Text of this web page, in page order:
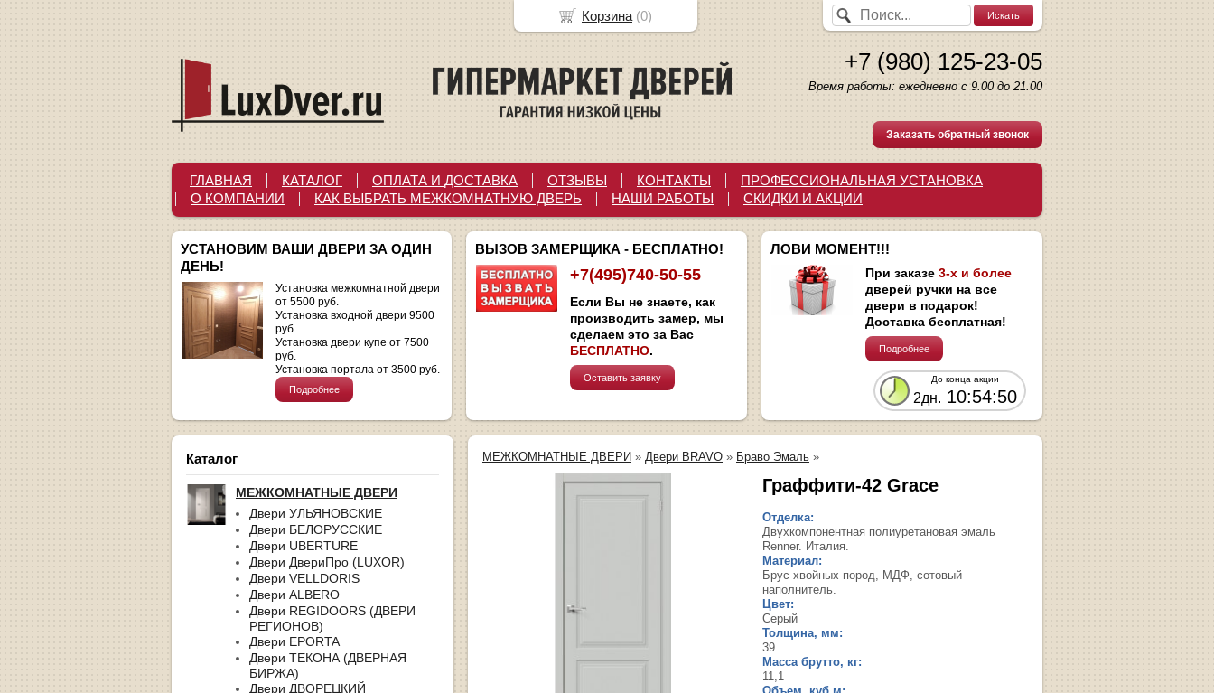
+7 (980) 125-23-05
Время работы: ежедневно с 9.00 до 21.00
Заказать обратный звонок
ГЛАВНАЯ КАТАЛОГ ОПЛАТА И ДОСТАВКА ОТЗЫВЫ КОНТАКТЫ
ПРОФЕССИОНАЛЬНАЯ УСТАНОВКА
О КОМПАНИИ
КАК ВЫБРАТЬ МЕЖКОМНАТНУЮ ДВЕРЬ НАШИ РАБОТЫ СКИДКИ И АКЦИИ
УСТАНОВИМ ВАШИ ДВЕРИ ЗА ОДИН
ДЕНЬ!
Установка межкомнатной двери
от 5500 руб.
Установка входной двери 9500
руб.
Установка двери купе от 7500
руб.
Установка портала от 3500 руб.
Подробнее
ВЫЗОВ ЗАМЕРЩИКА - БЕСПЛАТНО!
+7(495)740-50-55
Если Вы не знаете, как
производить замер, мы
сделаем это за Вас
БЕСПЛАТНО.
Оставить заявку
ЛОВИ МОМЕНТ!!!
При заказе 3-х и более
дверей ручки на все
двери в подарок!
Доставка бесплатная!
Подробнее
До конца акции
2дн. 10:54:49
Каталог
МЕЖКОМНАТНЫЕ ДВЕРИ
Двери УЛЬЯНОВСКИЕ
Двери БЕЛОРУССКИЕ
Двери UBERTURE
Двери ДвериПро (LUXOR)
Двери VELLDORIS
Двери ALBERO
Двери REGIDOORS (ДВЕРИ
РЕГИОНОВ)
Двери EPORTA
Двери ТЕКОНА (ДВЕРНАЯ
БИРЖА)
Двери ДВОРЕЦКИЙ
МЕЖКОМНАТНЫЕ ДВЕРИ » Двери BRAVO » Браво Эмаль »
Граффити-42 Grace
Отделка:
Двухкомпонентная полиуретановая эмаль
Renner. Италия.
Материал:
Брус хвойных пород, МДФ, сотовый
наполнитель.
Цвет:
Серый
Толщина, мм:
39
Масса брутто, кг:
11,1
Корзина (0)